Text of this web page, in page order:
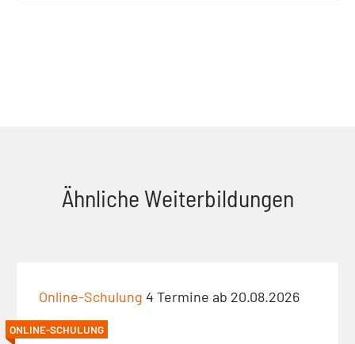
Ähnliche Weiterbildungen
Online-Schulung 4 Termine ab 20.08.2026
ONLINE-SCHULUNG